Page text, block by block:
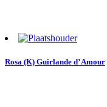
Rosa (K) Guirlande d’ Amour